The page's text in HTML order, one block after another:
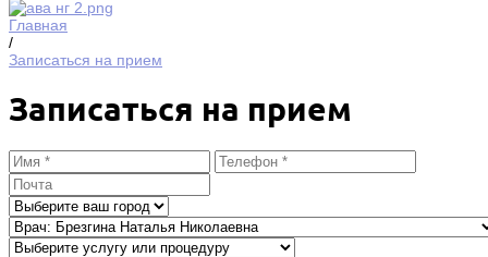
Главная
/
Записаться на прием
Записаться на прием